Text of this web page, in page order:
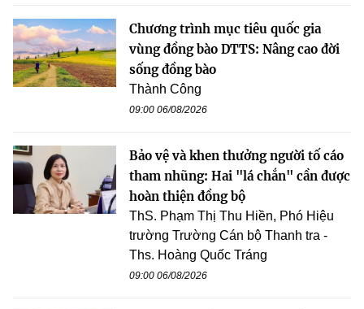
Chương trình mục tiêu quốc gia
vùng đồng bào DTTS: Nâng cao đời
sống đồng bào
Thành Công
09:00 06/08/2026
Bảo vệ và khen thưởng người tố cáo
tham nhũng: Hai "lá chắn" cần được
hoàn thiện đồng bộ
ThS. Phạm Thị Thu Hiền, Phó Hiệu
trường Trường Cán bộ Thanh tra -
Ths. Hoàng Quốc Tráng
09:00 06/08/2026